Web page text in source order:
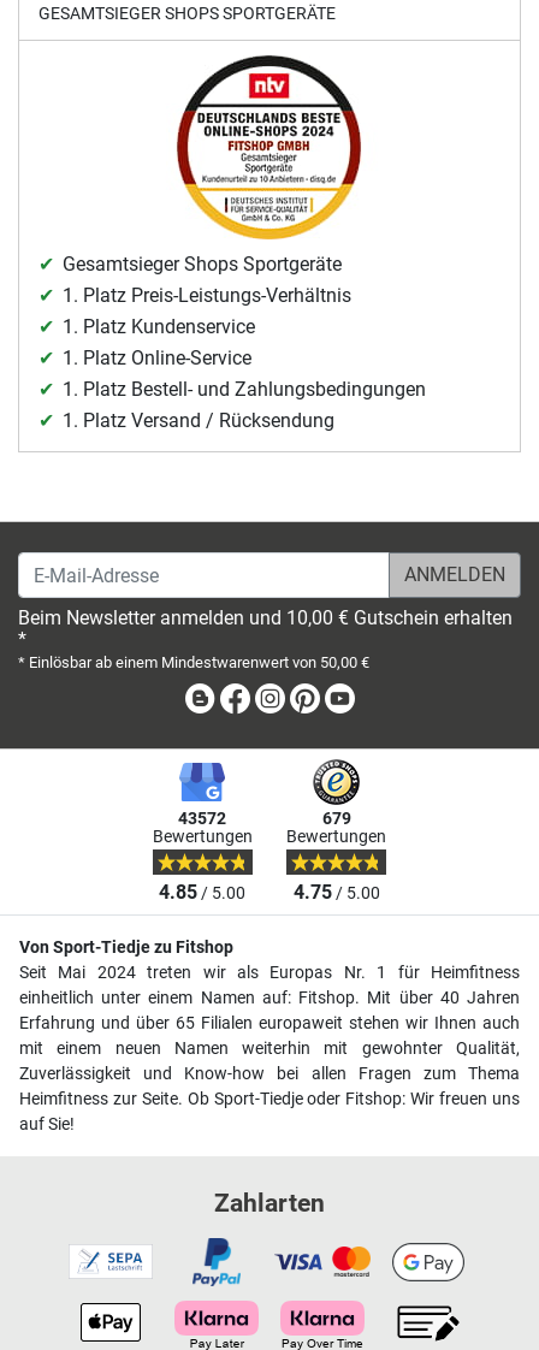
GESAMTSIEGER SHOPS SPORTGERÄTE
Gesamtsieger Shops Sportgeräte
1. Platz Preis-Leistungs-Verhältnis
1. Platz Kundenservice
1. Platz Online-Service
1. Platz Bestell- und Zahlungsbedingungen
1. Platz Versand / Rücksendung
E-Mail-Adresse
Beim Newsletter anmelden und 10,00 € Gutschein erhalten
*
* Einlösbar ab einem Mindestwarenwert von 50,00 €
BlogFacebook
Instagram
Pinterest
43572
Bewertungen
4.85/ 5.00
679
Bewertungen
4.75/ 5.00
Von Sport-Tiedje zu Fitshop
Seit Mai 2024 treten wir als Europas Nr. 1 für Heimfitness
einheitlich unter einem Namen auf: Fitshop. Mit über 40 Jahren
Erfahrung und über 65 Filialen europaweit stehen wir Ihnen auch
mit einem neuen Namen weiterhin mit gewohnter Qualität,
Zuverlässigkeit und Know-how bei allen Fragen zum Thema
Heimfitness zur Seite. Ob Sport-Tiedje oder Fitshop: Wir freuen uns
auf Sie!
Zahlarten